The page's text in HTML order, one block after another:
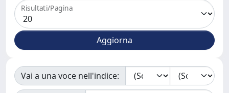
Risultati/Pagina
Vai a una voce nell'indice: